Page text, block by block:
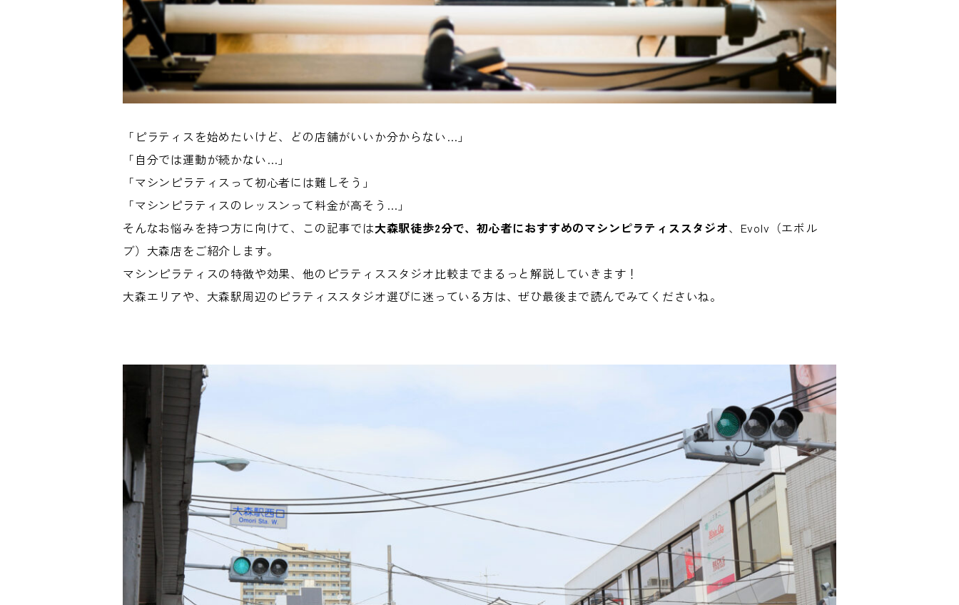
「ピラティスを始めたいけど、どの店舗がいいか分からない…」
「自分では運動が続かない…」
「マシンピラティスって初心者には難しそう」
「マシンピラティスのレッスンって料金が高そう…」
そんなお悩みを持つ方に向けて、この記事では大森駅徒歩2分で、初心者におすすめのマシンピラティススタジオ、Evolv（エボル
ブ）大森店をご紹介します。
マシンピラティスの特徴や効果、他のピラティススタジオ比較までまるっと解説していきます！
大森エリアや、大森駅周辺のピラティススタジオ選びに迷っている方は、ぜひ最後まで読んでみてくださいね。